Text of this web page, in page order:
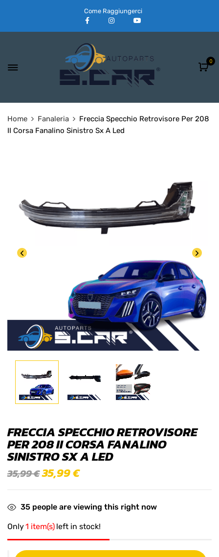
Come Raggiungerci
0
Home Fanaleria
Freccia Specchio Retrovisore Per 208
II Corsa Fanalino Sinistro Sx A Led
FRECCIA SPECCHIO RETROVISORE
PER 208 II CORSA FANALINO
SINISTRO SX A LED
35,99€35,99€
35 people are viewing this right now
Only1 item(s) left in stock!